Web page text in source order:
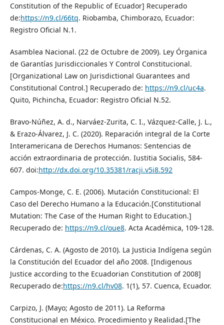
Constitution of the Republic of Ecuador] Recuperado
de:https://n9.cl/66tq. Riobamba, Chimborazo, Ecuador:
Registro Oficial N.1.
Asamblea Nacional. (22 de Octubre de 2009). Ley Órganica
de Garantías Jurisdiccionales Y Control Constitucional.
[Organizational Law on Jurisdictional Guarantees and
Constitutional Control.] Recuperado de: https://n9.cl/uc4a.
Quito, Pichincha, Ecuador: Registro Oficial N.52.
Bravo-Núñez, A. d., Narváez-Zurita, C. I., Vázquez-Calle, J. L.,
& Erazo-Álvarez, J. C. (2020). Reparación integral de la Corte
Interamericana de Derechos Humanos: Sentencias de
acción extraordinaria de protección. Iustitia Socialis, 584-
607. doi:http://dx.doi.org/10.35381/racji.v5i8.592
Campos-Monge, C. E. (2006). Mutación Constitucional: El
Caso del Derecho Humano a la Educación.[Constitutional
Mutation: The Case of the Human Right to Education.]
Recuperado de: https://n9.cl/oue8. Acta Académica, 109-128.
Cárdenas, C. A. (Agosto de 2010). La Justicia Indígena según
la Constitución del Ecuador del año 2008. [Indigenous
Justice according to the Ecuadorian Constitution of 2008]
Recuperado de:https://n9.cl/hv08. 1(1), 57. Cuenca, Ecuador.
Carpizo, J. (Mayo; Agosto de 2011). La Reforma
Constitucional en México. Procedimiento y Realidad.[The